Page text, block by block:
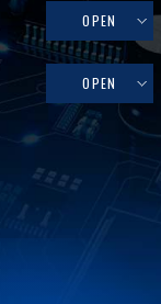
ル
OPEN
OPEN